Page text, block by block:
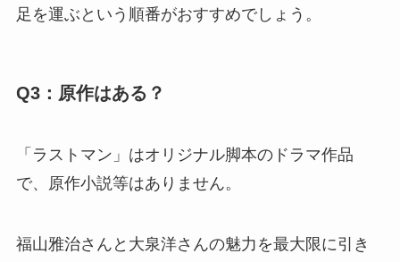
足を運ぶという順番がおすすめでしょう。
Q3：原作はある？
「ラストマン」はオリジナル脚本のドラマ作品
で、原作小説等はありません。
福山雅治さんと大泉洋さんの魅力を最大限に引き